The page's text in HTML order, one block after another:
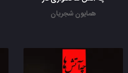
همایون شجریان